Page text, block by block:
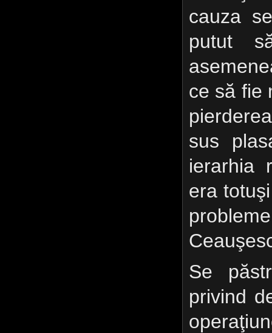
cauza
putut
ce să fie
sus
ierarhia
era
Se
privind